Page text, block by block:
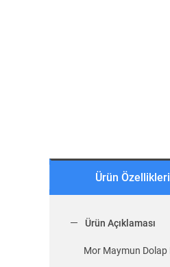
Ürün Özellikleri
Ürün Açıklaması
Mor Maymun Dolap